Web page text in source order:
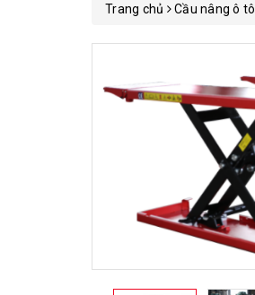
Trang chủ Cầu nâng ô tô